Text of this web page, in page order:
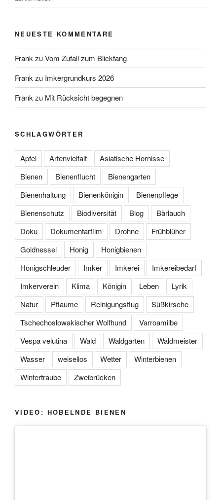
NEUESTE KOMMENTARE
Frank zuVom Zufall zum Blickfang
Frank zu Imkergrundkurs 2026
Frank zu Mit Rücksicht begegnen
SCHLAGWÖRTER
Apfel Artenvielfalt
Asiatische Hornisse
Bienen
Bienenflucht
Bienengarten
Bienenhaltung
Bienenkönigin
Bienenpflege
Bienenschutz
Biodiversität Blog
Bärlauch
Doku
Dokumentarfilm Drohne
Frühblüher
Goldnessel
Honig
Honigbienen
Honigschleuder
Imker Imkerei
Imkereibedarf
Imkerverein
Klima Königin Leben
Lyrik
Natur
Pflaume Reinigungsflug
Süßkirsche
Tschechoslowakischer Wolfhund
Varroamilbe
Vespa velutina
Wald Waldgarten
Waldmeister
Wasser
weisellos Wetter
Winterbienen
Wintertraube
Zweibrücken
VIDEO: HOBELNDE BIENEN